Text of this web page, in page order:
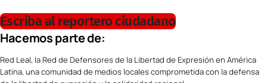
Escriba al reportero ciudadano
Hacemos parte de:
Red Leal, la Red de Defensores de la Libertad de Expresión en América
Latina, una comunidad de medios locales comprometida con la defensa